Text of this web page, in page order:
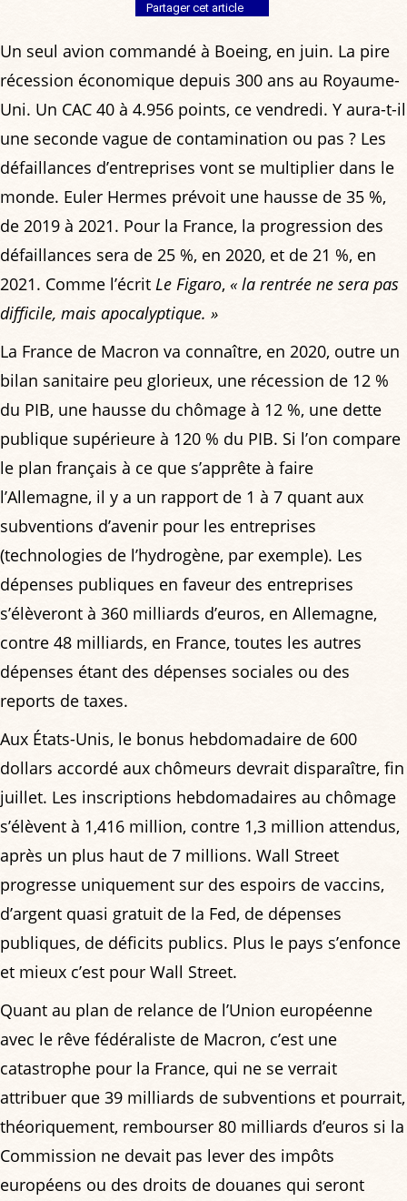
Partager cet article
Un seul avion commandé à Boeing, en juin. La pire
récession économique depuis 300 ans au Royaume-
Uni. Un CAC 40 à 4.956 points, ce vendredi. Y aura-t-il
une seconde vague de contamination ou pas ? Les
défaillances d’entreprises vont se multiplier dans le
monde. Euler Hermes prévoit une hausse de 35 %,
de 2019 à 2021. Pour la France, la progression des
défaillances sera de 25 %, en 2020, et de 21 %, en
2021. Comme l’écrit Le Figaro, « la rentrée ne sera pas
difficile, mais apocalyptique. »
La France de Macron va connaître, en 2020, outre un
bilan sanitaire peu glorieux, une récession de 12 %
du PIB, une hausse du chômage à 12 %, une dette
publique supérieure à 120 % du PIB. Si l’on compare
le plan français à ce que s’apprête à faire
l’Allemagne, il y a un rapport de 1 à 7 quant aux
subventions d’avenir pour les entreprises
(technologies de l’hydrogène, par exemple). Les
dépenses publiques en faveur des entreprises
s’élèveront à 360 milliards d’euros, en Allemagne,
contre 48 milliards, en France, toutes les autres
dépenses étant des dépenses sociales ou des
reports de taxes.
Aux États-Unis, le bonus hebdomadaire de 600
dollars accordé aux chômeurs devrait disparaître, fin
juillet. Les inscriptions hebdomadaires au chômage
s’élèvent à 1,416 million, contre 1,3 million attendus,
après un plus haut de 7 millions. Wall Street
progresse uniquement sur des espoirs de vaccins,
d’argent quasi gratuit de la Fed, de dépenses
publiques, de déficits publics. Plus le pays s’enfonce
et mieux c’est pour Wall Street.
Quant au plan de relance de l’Union européenne
avec le rêve fédéraliste de Macron, c’est une
catastrophe pour la France, qui ne se verrait
attribuer que 39 milliards de subventions et pourrait,
théoriquement, rembourser 80 milliards d’euros si la
Commission ne devait pas lever des impôts
européens ou des droits de douanes qui seront